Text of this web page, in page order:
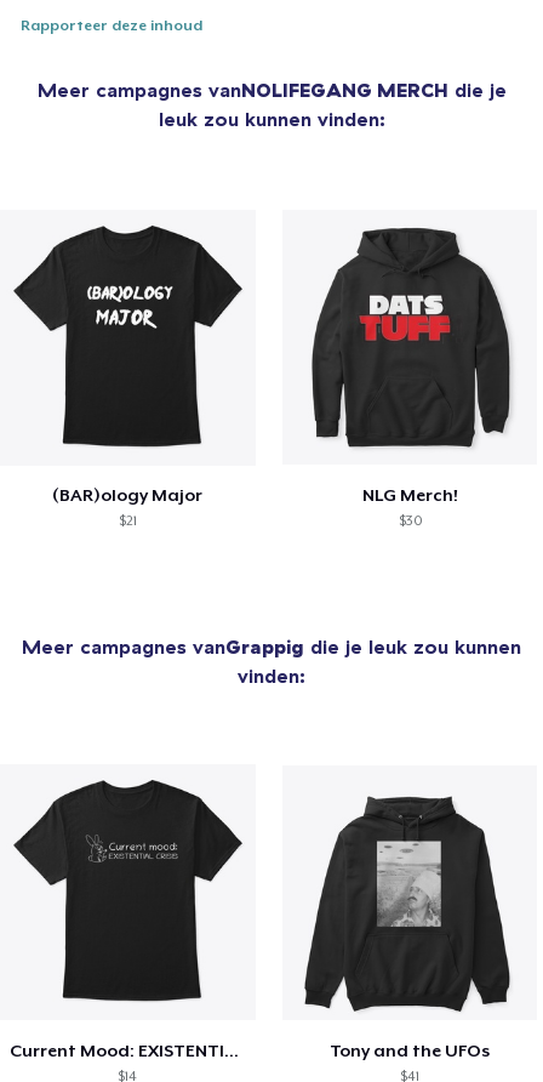
Rapporteer deze inhoud
Meer campagnes vanNOLIFEGANG MERCH die je
leuk zou kunnen vinden:
(BAR)ology Major
$21
NLG Merch!
$30
Meer campagnes vanGrappig die je leuk zou kunnen
vinden:
Current Mood: EXISTENTIAL CRISIS
$14
Tony and the UFOs
$41